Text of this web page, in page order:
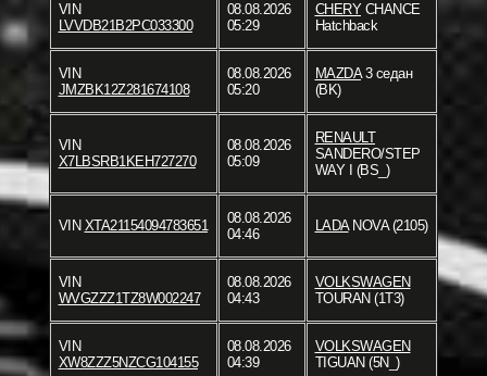
VIN
LVVDB21B2PC033300
08.08.2026
05:29
CHERYCHANCE
Hatchback
VIN
JMZBK12Z281674108
08.08.2026
05:20
MAZDA3 седан
(BK)
VIN
X7LBSRB1KEH727270
08.08.2026
05:09
RENAULT
SANDERO/STEP
WAY I (BS_)
VIN XTA21154094783651
08.08.2026
04:46
LADANOVA (2105)
VIN
WVGZZZ1TZ8W002247
08.08.2026
04:43
VOLKSWAGEN
TOURAN (1T3)
VIN
XW8ZZZ5NZCG104155
08.08.2026
04:39
VOLKSWAGEN
TIGUAN (5N_)